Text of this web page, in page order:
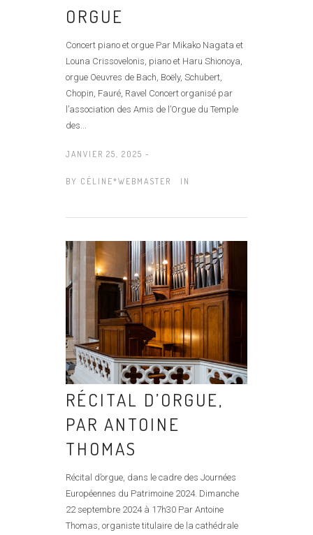
ORGUE
Concert piano et orgue Par Mikako Nagata et
Louna Crissovelonis, piano et Haru Shionoya,
orgue Oeuvres de Bach, Boëly, Schubert,
Chopin, Fauré, Ravel Concert organisé par
l’association des Amis de l’Orgue du Temple
des...
JANVIER 25, 2025 -
BY CÉLINE*WEBMASTER IN
RÉCITAL D’ORGUE,
PAR ANTOINE
THOMAS
Récital d’orgue, dans le cadre des Journées
Européennes du Patrimoine 2024. Dimanche
22 septembre 2024 à 17h30 Par Antoine
Thomas, organiste titulaire de la cathédrale